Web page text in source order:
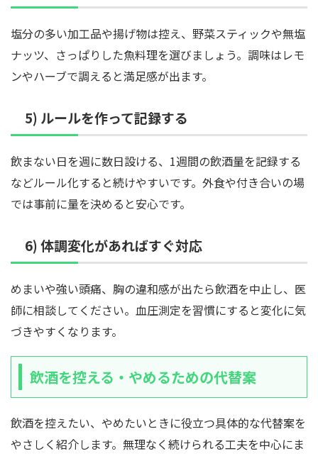
塩分の多い加工品や揚げ物は控え、野菜スティックや無塩
ナッツ、さっぱりした魚料理を選びましょう。調味はレモ
ンやハーブで調えると満足感が出ます。
5) ルールを作って記録する
飲まない日を週に数日設ける、1週間の飲酒量を記録する
などルール化すると続けやすいです。外食や付き合いの場
では事前に量を決めると安心です。
6) 体調変化があればすぐ対応
めまいや強い頭痛、胸の違和感が出たら飲酒を中止し、医
師に相談してください。血圧測定を習慣にすると変化に気
づきやすくなります。
飲酒を控える・やめるための代替案
飲酒を控えたい、やめたいときに役立つ具体的な代替案を
やさしく紹介します。無理なく続けられる工夫を中心にま